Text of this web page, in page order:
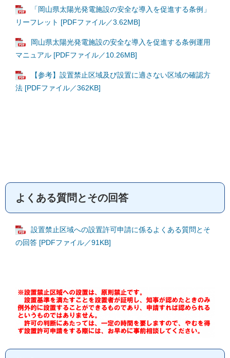
「岡山県太陽光発電施設の安全な導入を促進する条例」
リーフレット [PDFファイル／3.62MB]
岡山県太陽光発電施設の安全な導入を促進する条例運用
マニュアル [PDFファイル／10.26MB]
【参考】設置禁止区域及び設置に適さない区域の確認方
法 [PDFファイル／362KB]
よくある質問とその回答
設置禁止区域への設置許可申請に係るよくある質問とそ
の回答 [PDFファイル／91KB]